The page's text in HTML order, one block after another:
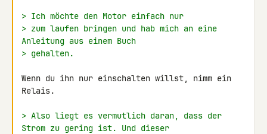
> Ich möchte den Motor einfach nur
> zum laufen bringen und hab mich an eine
Anleitung aus einem Buch
> gehalten.
Wenn du ihn nur einschalten willst, nimm ein
Relais.
> Also liegt es vermutlich daran, dass der
Strom zu gering ist. Und dieser